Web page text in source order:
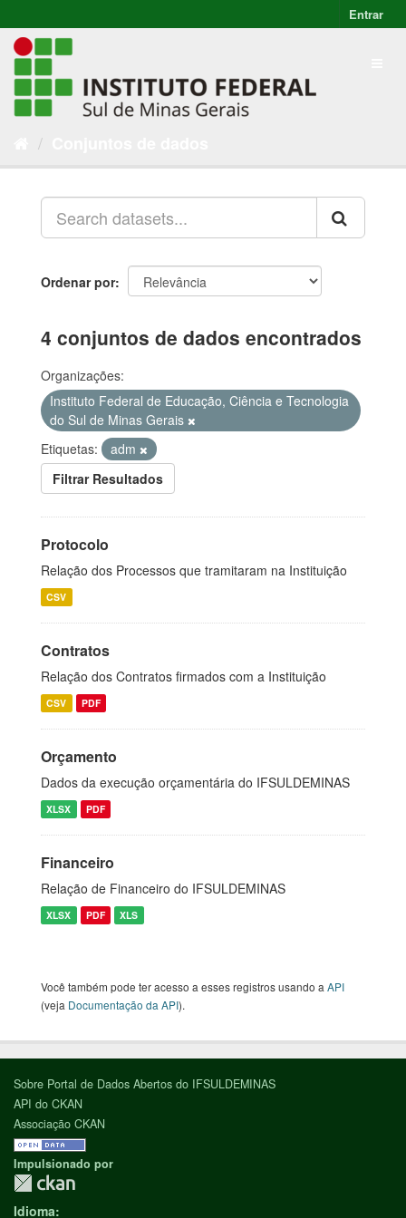
Entrar
Ordenar por
4 conjuntos de dados encontrados
Organizações:
Instituto Federal de Educação, Ciência e Tecnologia
do Sul de Minas Gerais
Etiquetas:
adm
Filtrar Resultados
Protocolo
Relação dos Processos que tramitaram na Instituição
CSV
Contratos
Relação dos Contratos firmados com a Instituição
CSV PDF
Orçamento
Dados da execução orçamentária do IFSULDEMINAS
XLSX PDF
Financeiro
Relação de Financeiro do IFSULDEMINAS
XLSX PDF XLS
Você também pode ter acesso a esses registros usando a API
(veja Documentação da API).
Sobre Portal de Dados Abertos do IFSULDEMINAS
API do CKAN
Associação CKAN
Impulsionado por
Idioma